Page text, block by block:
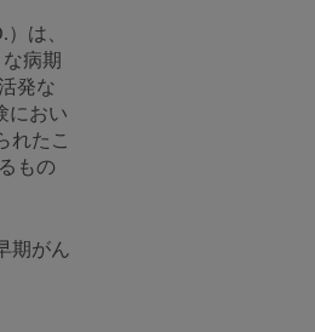
は、
病期
発な
におい
れたこ
もの
期がん